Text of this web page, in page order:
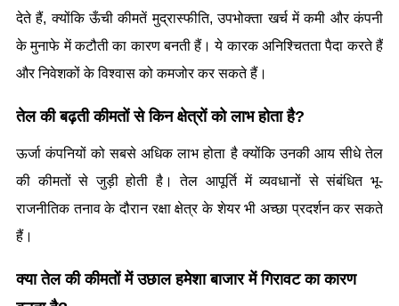
देते हैं, क्योंकि ऊँची कीमतें मुद्रास्फीति, उपभोक्ता खर्च में कमी और कंपनी
के मुनाफे में कटौती का कारण बनती हैं। ये कारक अनिश्चितता पैदा करते हैं
और निवेशकों के विश्वास को कमजोर कर सकते हैं।
तेल की बढ़ती कीमतों से किन क्षेत्रों को लाभ होता है?
ऊर्जा कंपनियों को सबसे अधिक लाभ होता है क्योंकि उनकी आय सीधे तेल
की कीमतों से जुड़ी होती है। तेल आपूर्ति में व्यवधानों से संबंधित भू-
राजनीतिक तनाव के दौरान रक्षा क्षेत्र के शेयर भी अच्छा प्रदर्शन कर सकते
हैं।
क्या तेल की कीमतों में उछाल हमेशा बाजार में गिरावट का कारण